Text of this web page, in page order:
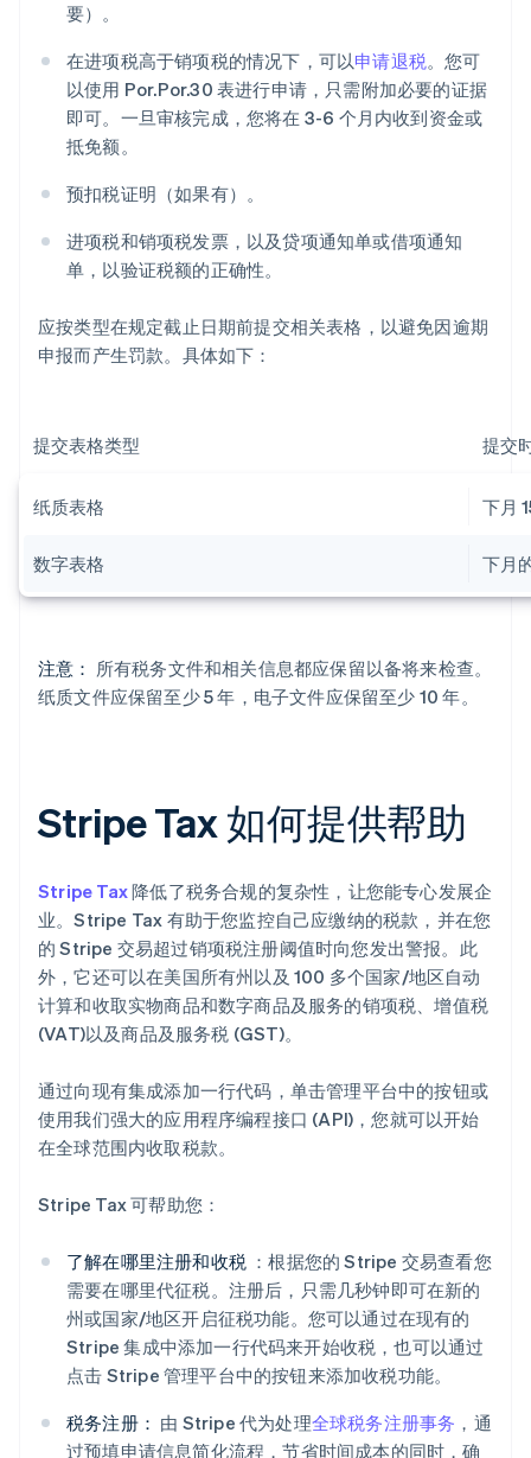
要）。
在进项税高于销项税的情况下，可以申请退税。您可
以使用 Por.Por.30 表进行申请，只需附加必要的证据
即可。一旦审核完成，您将在 3-6 个月内收到资金或
抵免额。
预扣税证明（如果有）。
进项税和销项税发票，以及贷项通知单或借项通知
单，以验证税额的正确性。
应按类型在规定截止日期前提交相关表格，以避免因逾期
申报而产生罚款。具体如下：
提交表格类型 提交
纸质表格 下月
数字表格 下月
注意： 所有税务文件和相关信息都应保留以备将来检查。
纸质文件应保留至少 5 年，电子文件应保留至少 10 年。
Stripe Tax 如何提供帮助
Stripe Tax降低了税务合规的复杂性，让您能专心发展企
业。Stripe Tax 有助于您监控自己应缴纳的税款，并在您
的 Stripe 交易超过销项税注册阈值时向您发出警报。此
外，它还可以在美国所有州以及 100 多个国家/地区自动
计算和收取实物商品和数字商品及服务的销项税、增值税
(VAT)以及商品及服务税 (GST)。
通过向现有集成添加一行代码，单击管理平台中的按钮或
使用我们强大的应用程序编程接口 (API)，您就可以开始
在全球范围内收取税款。
Stripe Tax 可帮助您：
了解在哪里注册和收税 ：根据您的 Stripe 交易查看您
需要在哪里代征税。注册后，只需几秒钟即可在新的
州或国家/地区开启征税功能。您可以通过在现有的
Stripe 集成中添加一行代码来开始收税，也可以通过
点击 Stripe 管理平台中的按钮来添加收税功能。
税务注册： 由 Stripe 代为处理全球税务注册事务 ，通
过预填申请信息简化流程，节省时间成本的同时，确